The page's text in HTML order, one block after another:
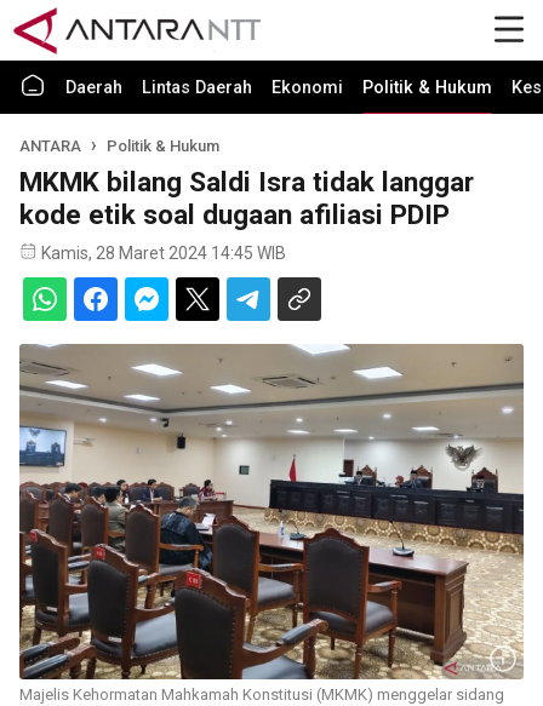
Daerah Lintas Daerah Ekonomi Politik & Hukum
ANTARA Politik & Hukum
MKMK bilang Saldi Isra tidak langgar
kode etik soal dugaan afiliasi PDIP
Kamis, 28 Maret 2024 14:45 WIB
Majelis Kehormatan Mahkamah Konstitusi (MKMK) menggelar sidang